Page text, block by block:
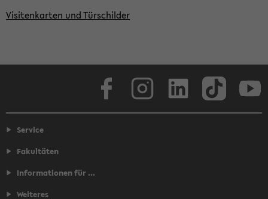
Visitenkarten und Türschilder
Service
Fakultäten
Informationen für ...
Weiteres